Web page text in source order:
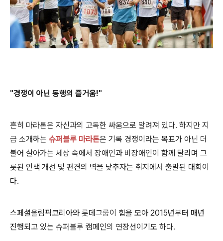
"경쟁이 아닌 동행의 즐거움!"
흔히 마라톤은 자신과의 고독한 싸움으로 알려져 있다. 하지만 지
금 소개하는 슈퍼블루 마라톤은 기록 경쟁이라는 목표가 아닌 더
불어 살아가는 세상 속에서 장애인과 비장애인이 함께 달리며 그
릇된 인색 개선 및 편견의 벽을 낮추자는 취지에서 출발된 대회이
다.
스페셜올림픽코리아와 롯데그룹이 힘을 모아 2015년부터 매년
진행되고 있는 슈퍼블루 캠페인의 연장선이기도 하다.